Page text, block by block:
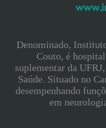
Denominado,
Couto, é
suplementar da
Saúde. Situado no
desempenhando
em